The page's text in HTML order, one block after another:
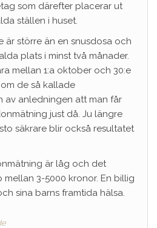
som därefter placerar ut
ställen i huset.
är större än en snusdosa och
plats i minst två månader.
mellan 1:a oktober och 30:e
de så kallade
av anledningen att man får
just då. Ju längre
säkrare blir också resultatet
är låg och det
3-5000 kronor. En billig
sina barns framtida hälsa.